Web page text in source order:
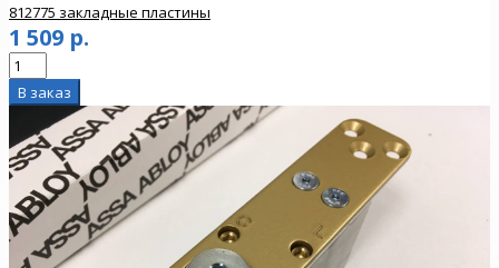
812775 закладные пластины
1 509 р.